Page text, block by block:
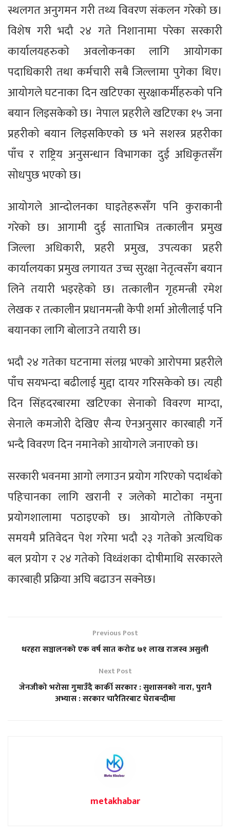
स्थलगत अनुगमन गरी तथ्य विवरण संकलन गरेको छ।
विशेष गरी भदौ २४ गते निशानामा परेका सरकारी
कार्यालयहरुको अवलोकनका लागि आयोगका
पदाधिकारी तथा कर्मचारी सबै जिल्लामा पुगेका थिए।
आयोगले घटनाका दिन खटिएका सुरक्षाकर्मीहरुको पनि
बयान लिइसकेको छ। नेपाल प्रहरीले खटिएका १५ जना
प्रहरीको बयान लिइसकिएको छ भने सशस्त्र प्रहरीका
पाँच र राष्ट्रिय अनुसन्धान विभागका दुई अधिकृतसँग
सोधपुछ भएको छ।
आयोगले आन्दोलनका घाइतेहरूसँग पनि कुराकानी
गरेको छ। आगामी दुई साताभित्र तत्कालीन प्रमुख
जिल्ला अधिकारी, प्रहरी प्रमुख, उपत्यका प्रहरी
कार्यालयका प्रमुख लगायत उच्च सुरक्षा नेतृत्वसँग बयान
लिने तयारी भइरहेको छ। तत्कालीन गृहमन्त्री रमेश
लेखक र तत्कालीन प्रधानमन्त्री केपी शर्मा ओलीलाई पनि
बयानका लागि बोलाउने तयारी छ।
भदौ २४ गतेका घटनामा संलग्न भएको आरोपमा प्रहरीले
पाँच सयभन्दा बढीलाई मुद्दा दायर गरिसकेको छ। त्यही
दिन सिंहदरबारमा खटिएका सेनाको विवरण माग्दा,
सेनाले कमजोरी देखिए सैन्य ऐनअनुसार कारबाही गर्ने
भन्दै विवरण दिन नमानेको आयोगले जनाएको छ।
सरकारी भवनमा आगो लगाउन प्रयोग गरिएको पदार्थको
पहिचानका लागि खरानी र जलेको माटोका नमुना
प्रयोगशालामा पठाइएको छ। आयोगले तोकिएको
समयमै प्रतिवेदन पेश गरेमा भदौ २३ गतेको अत्यधिक
बल प्रयोग र २४ गतेको विध्वंशका दोषीमाथि सरकारले
कारबाही प्रक्रिया अघि बढाउन सक्नेछ।
Previous Post
धरहरा सञ्चालनको एक वर्ष सात करोड ७१ लाख राजस्व असुली
Next Post
जेनजीको भरोसा गुमाउँदै कार्की सरकार : सुशासनको नारा, पुरानै
अभ्यास : सरकार चारैतिरबाट घेराबन्दीमा
metakhabar